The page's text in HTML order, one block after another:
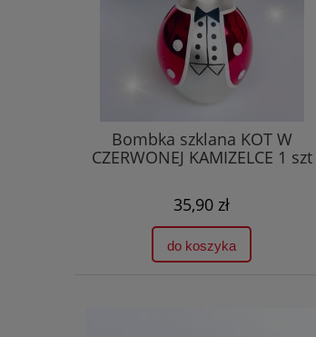
Bombka szklana KOT W
CZERWONEJ KAMIZELCE 1 szt
35,90 zł
do koszyka